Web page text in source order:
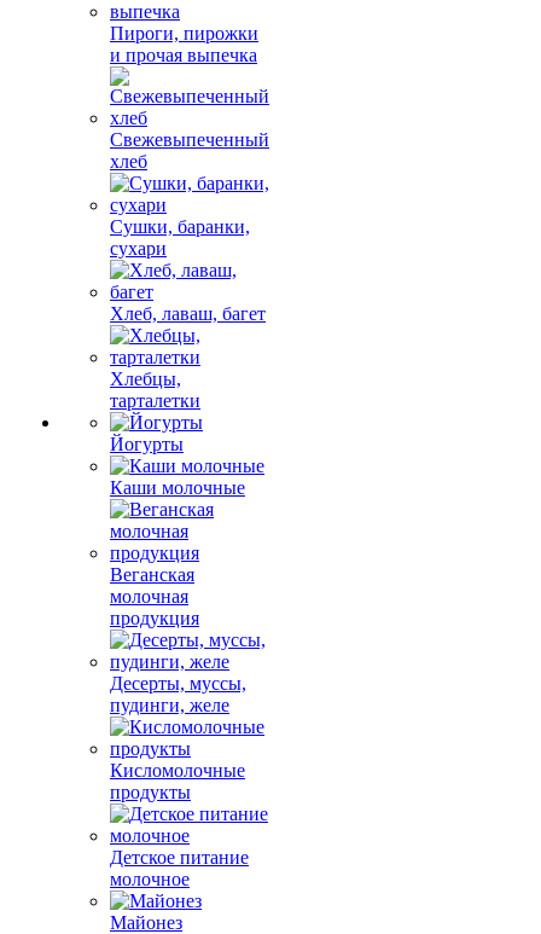
Пироги, пирожки
и прочая выпечка
Свежевыпеченный
хлеб
Сушки, баранки,
сухари
Хлеб, лаваш, багет
Хлебцы,
тарталетки
Йогурты
Каши молочные
Веганская
молочная
продукция
Десерты, муссы,
пудинги, желе
Кисломолочные
продукты
Детское питание
молочное
Майонез